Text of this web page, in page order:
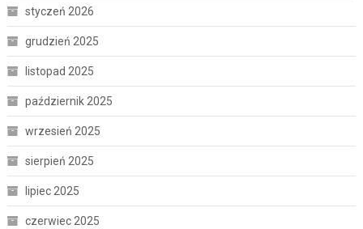
styczeń 2026
grudzień 2025
listopad 2025
październik 2025
wrzesień 2025
sierpień 2025
lipiec 2025
czerwiec 2025